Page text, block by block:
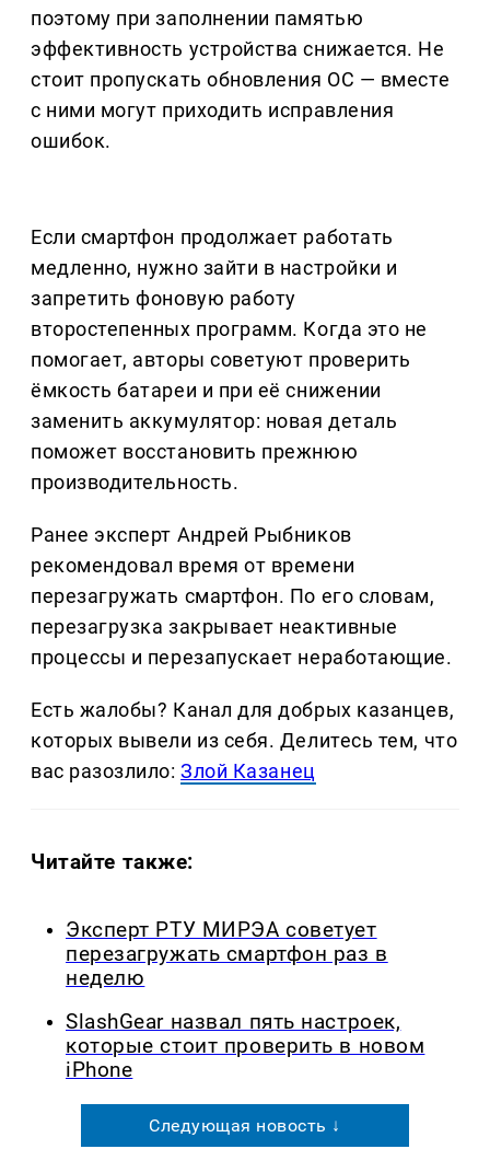
поэтому при заполнении памятью
эффективность устройства снижается. Не
стоит пропускать обновления ОС — вместе
с ними могут приходить исправления
ошибок.
Если смартфон продолжает работать
медленно, нужно зайти в настройки и
запретить фоновую работу
второстепенных программ. Когда это не
помогает, авторы советуют проверить
ёмкость батареи и при её снижении
заменить аккумулятор: новая деталь
поможет восстановить прежнюю
производительность.
Ранее эксперт Андрей Рыбников
рекомендовал время от времени
перезагружать смартфон. По его словам,
перезагрузка закрывает неактивные
процессы и перезапускает неработающие.
Есть жалобы? Канал для добрых казанцев,
которых вывели из себя. Делитеcь тем, что
вас разозлило:Злой Казанец
Читайте также:
Эксперт РТУ МИРЭА советует
перезагружать смартфон раз в
неделю
SlashGear назвал пять настроек,
которые стоит проверить в новом
iPhone
Следующая новость ↓